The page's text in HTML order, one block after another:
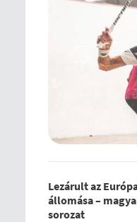
Lezárult az
állomása –
sorozat